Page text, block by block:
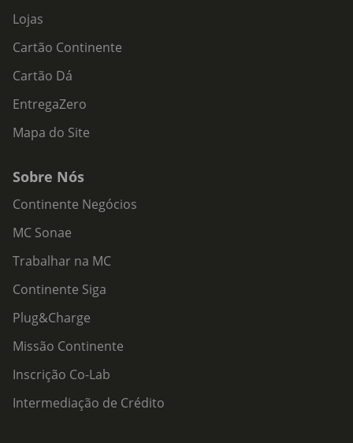
Lojas
Cartão Continente
Cartão Dá
EntregaZero
Mapa do Site
Sobre Nós
Continente Negócios
MC Sonae
Trabalhar na MC
Continente Siga
Plug&Charge
Missão Continente
Inscrição Co-Lab
Intermediação de Crédito